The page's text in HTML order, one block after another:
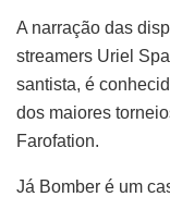
A narração das
streamers Uriel
santista, é
dos maiores
Farofation.
Já Bomber é um